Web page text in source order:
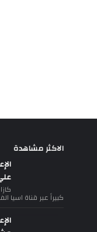
الاكثر مشاهدة
كبيراً عبر قناة اسيا